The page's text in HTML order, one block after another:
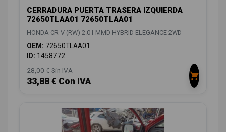
CERRADURA PUERTA TRASERA IZQUIERDA
72650TLAA01 72650TLAA01
HONDA CR-V (RW) 2.0 I-MMD HYBRID ELEGANCE 2WD
OEM: 72650TLAA01
ID: 1458772
28,00 € Sin IVA
33,88 € Con IVA